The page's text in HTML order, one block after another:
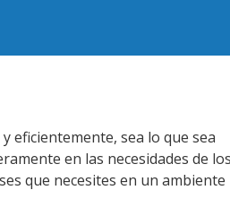
eficientemente, sea lo que sea
en las necesidades de los
que necesites en un ambiente